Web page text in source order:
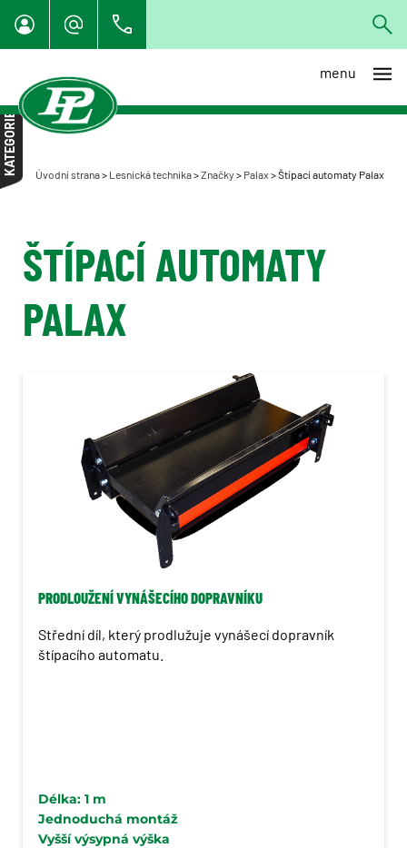
menu
Úvodní strana> Lesnická technika>Značky > Palax>Štípací automaty Palax
KATEGORIE
Bijol
Fao Far
Risutec
Kesla
ŠTÍPACÍ AUTOMATY
PALAX
PRODLOUŽENÍ VYNÁŠECÍHO DOPRAVNÍKU
Střední díl, který prodlužuje vynášecí dopravník
štípacího automatu.
Délka: 1 m
Jednoduchá montáž
Vyšší výsypná výška